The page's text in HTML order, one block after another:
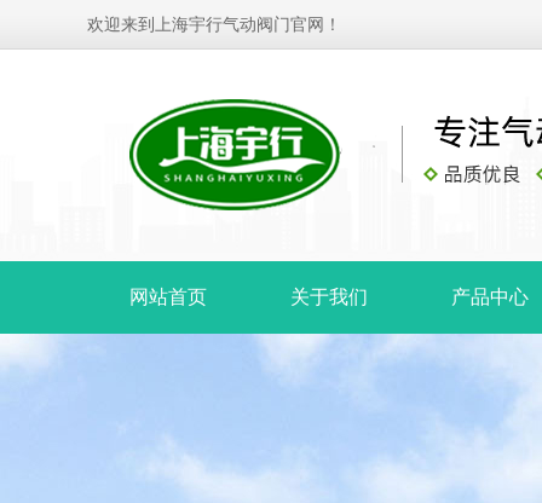
欢迎来到上海宇行气动阀门官网！
网站首页 关于我们 产品中心